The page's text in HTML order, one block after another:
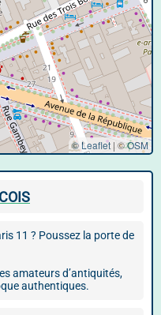
© Leaflet | ©OSM
11 ? Poussez la porte de
amateurs d’antiquités,
authentiques.